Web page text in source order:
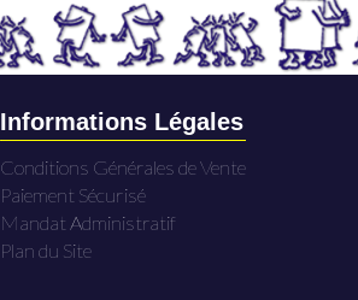
Informations Légales
Conditions Générales de Vente
Paiement Sécurisé
Mandat Administratif
Plan du Site